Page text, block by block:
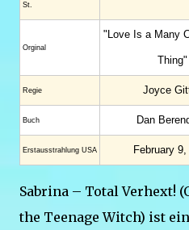
St.
Orginal
"Love Is a Many
Thing"
Regie Joyce
Buch Dan
Erstaus­strahlung USA February 9,
Sabrina – Total Verhext!
the Teenage Witch) ist